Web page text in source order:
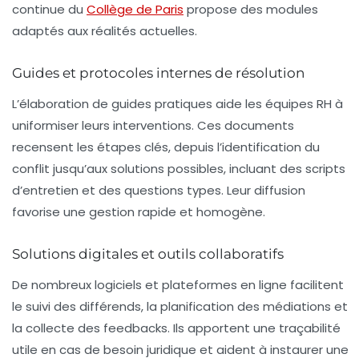
continue du Collège de Paris propose des modules
adaptés aux réalités actuelles.
Guides et protocoles internes de résolution
L’élaboration de guides pratiques aide les équipes RH à
uniformiser leurs interventions. Ces documents
recensent les étapes clés, depuis l’identification du
conflit jusqu’aux solutions possibles, incluant des scripts
d’entretien et des questions types. Leur diffusion
favorise une gestion rapide et homogène.
Solutions digitales et outils collaboratifs
De nombreux logiciels et plateformes en ligne facilitent
le suivi des différends, la planification des médiations et
la collecte des feedbacks. Ils apportent une traçabilité
utile en cas de besoin juridique et aident à instaurer une